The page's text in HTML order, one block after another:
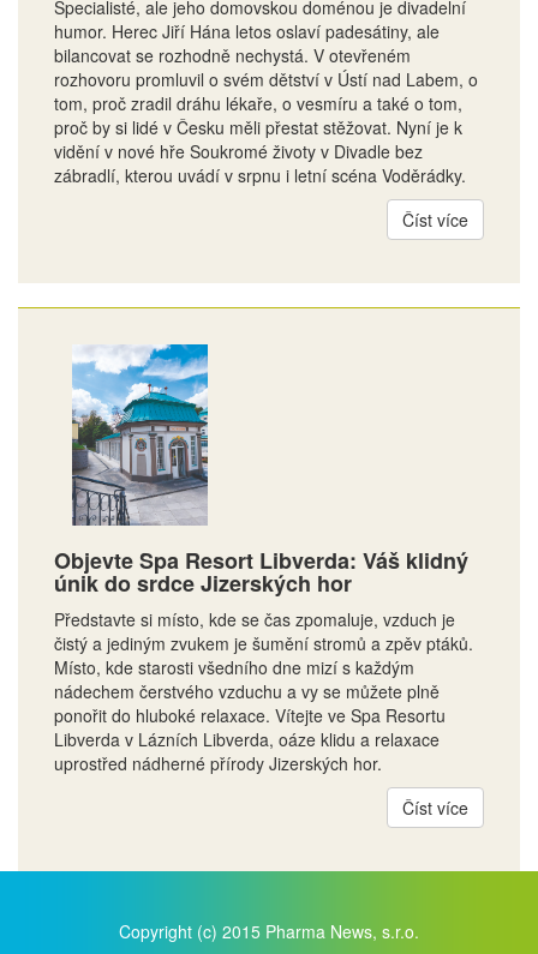
Specialisté, ale jeho domovskou doménou je divadelní
humor. Herec Jiří Hána letos oslaví padesátiny, ale
bilancovat se rozhodně nechystá. V otevřeném
rozhovoru promluvil o svém dětství v Ústí nad Labem, o
tom, proč zradil dráhu lékaře, o vesmíru a také o tom,
proč by si lidé v Česku měli přestat stěžovat. Nyní je k
vidění v nové hře Soukromé životy v Divadle bez
zábradlí, kterou uvádí v srpnu i letní scéna Voděrádky.
Číst více
Objevte Spa Resort Libverda: Váš klidný
únik do srdce Jizerských hor
Představte si místo, kde se čas zpomaluje, vzduch je
čistý a jediným zvukem je šumění stromů a zpěv ptáků.
Místo, kde starosti všedního dne mizí s každým
nádechem čerstvého vzduchu a vy se můžete plně
ponořit do hluboké relaxace. Vítejte ve Spa Resortu
Libverda v Lázních Libverda, oáze klidu a relaxace
uprostřed nádherné přírody Jizerských hor.
Číst více
Copyright (c) 2015 Pharma News, s.r.o.